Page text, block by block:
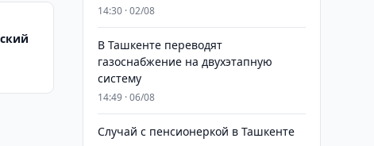
14:30 · 02/08
В Ташкенте переводят
газоснабжение на двухэтапную
систему
14:49 · 06/08
Случай с пенсионеркой в Ташкенте